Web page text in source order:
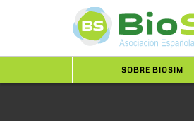
SOBRE BIOSIM